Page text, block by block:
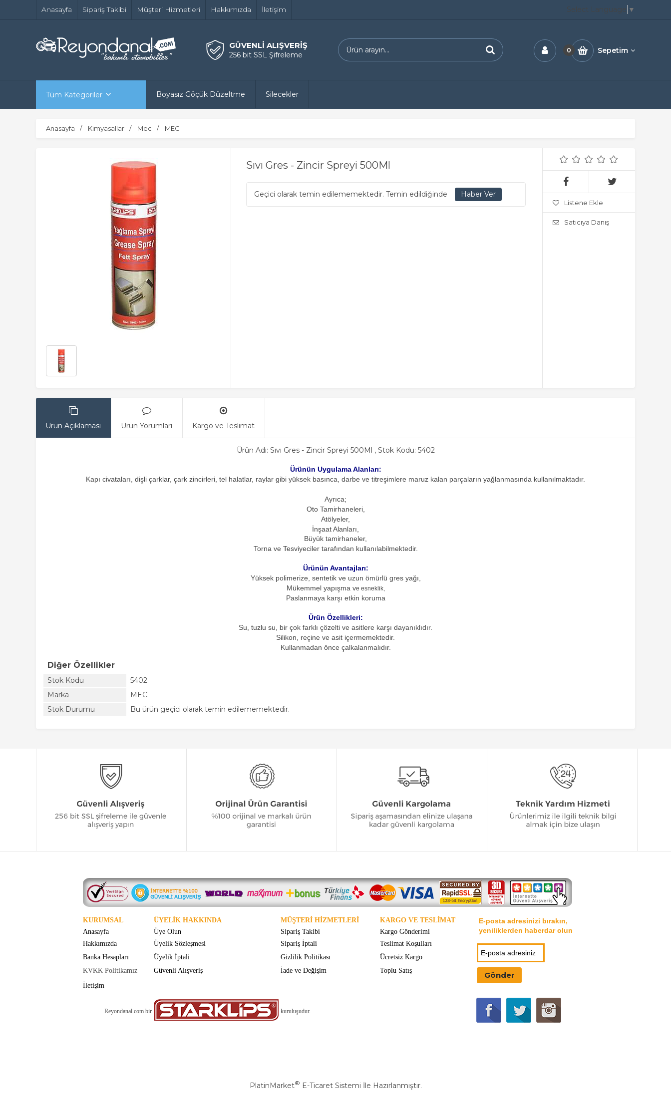
Anasayfa Sipariş Takibi Müşteri Hizmetleri Hakkımızda İletişim Select Language ▼
GÜVENLİ ALIŞVERİŞ
256 bit SSL Şifreleme
0 Sepetim
Tüm Kategoriler Boyasız Göçük Düzeltme Silecekler
Anasayfa Kimyasallar Mec MEC
Sıvı Gres - Zincir Spreyi 500Ml
Geçici olarak temin edilememektedir. Temin edildiğinde
Listene Ekle
Satıcıya Danış
Ürün Açıklaması Ürün Yorumları Kargo ve Teslimat
Ürün Adı: Sıvı Gres - Zincir Spreyi 500Ml , Stok Kodu: 5402
Ürünün Uygulama Alanları:
Kapı civataları, dişli çarklar, çark zincirleri, tel halatlar, raylar gibi yüksek basınca, darbe ve titreşimlere maruz kalan parçaların yağlanmasında kullanılmaktadır.
Ayrıca;
Oto Tamirhaneleri,
Atölyeler,
İnşaat Alanları,
Büyük tamirhaneler,
Torna ve Tesviyeciler tarafından kullanılabilmektedir.
Ürünün Avantajları:
Yüksek polimerize, sentetik ve uzun ömürlü gres yağı,
Mükemmel yapışma ve esneklik,
Paslanmaya karşı etkin koruma
Ürün Özellikleri:
Su, tuzlu su, bir çok farklı çözelti ve asitlere karşı dayanıklıdır.
Silikon, reçine ve asit içermemektedir.
Kullanmadan önce çalkalanmalıdır.
Diğer Özellikler
Stok Kodu
5402
Marka
MEC
Stok Durumu
Bu ürün geçici olarak temin edilememektedir.
KURUMSAL ÜYELİK HAKKINDA MÜŞTERİ HİZMETLERİ KARGO VE TESLİMAT
E-posta adresinizi bırakın,
yeniliklerden haberdar olun
Anasayfa Üye Olun Sipariş Takibi
Kargo Gönderimi
Hakkımızda
Üyelik Sözleşmesi Sipariş İptali
Teslimat Koşulları
Banka Hesapları
Üyelik İptali Gizlilik Politikası
Ücretsiz Kargo
KVKK Politikamız
Güvenli Alışveriş İade ve Değişim
Toplu Satış
İletişim
Reyondanal.com bir kuruluşudur.
PlatinMarket® E-Ticaret Sistemi İle Hazırlanmıştır.